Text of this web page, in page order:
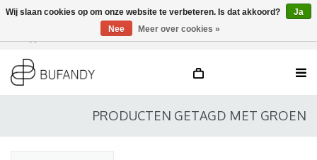
DE / EN
PRODUCTEN GETAGD MET GROEN
Wij slaan cookies op om onze website te verbeteren. Is dat akkoord?
Ja
Nee
Meer over cookies »